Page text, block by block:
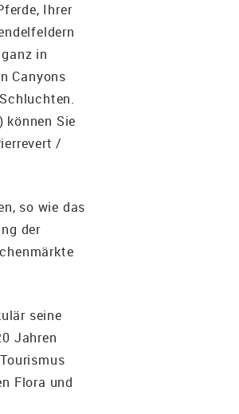
Ihrer
in
Canyons
können Sie
/
so wie das
der
seine
Jahren
Flora und